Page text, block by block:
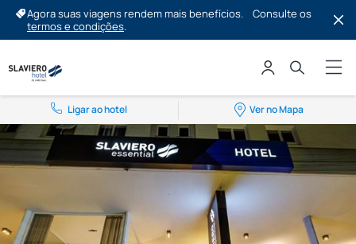
Agora suas viagens rendem mais benefícios.
Consulte os
termos e condições.
Ligar ao hotel Ver no Mapa